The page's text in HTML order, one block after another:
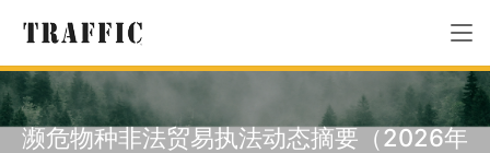
濒危物种非法贸易执法动态摘要（2026年